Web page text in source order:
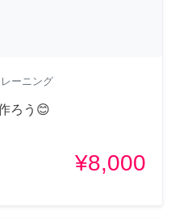
ーニング
ろう😊
¥8,000